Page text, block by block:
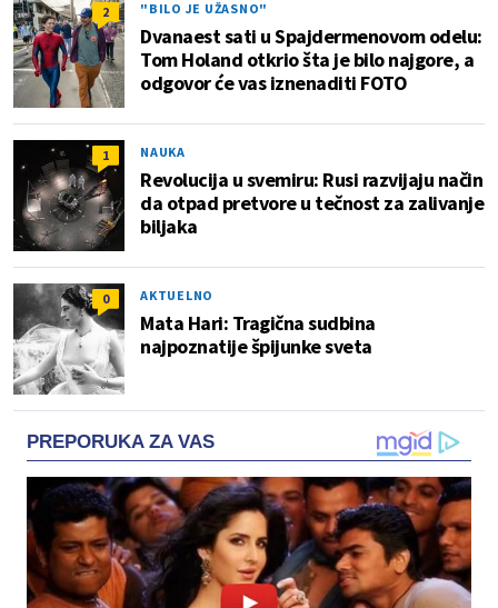
2 "BILO JE UŽASNO"
Dvanaest sati u Spajdermenovom odelu:
Tom Holand otkrio šta je bilo najgore, a
odgovor će vas iznenaditi FOTO
1 NAUKA
Revolucija u svemiru: Rusi razvijaju način
da otpad pretvore u tečnost za zalivanje
biljaka
0 AKTUELNO
Mata Hari: Tragična sudbina
najpoznatije špijunke sveta
PREPORUKA ZA VAS